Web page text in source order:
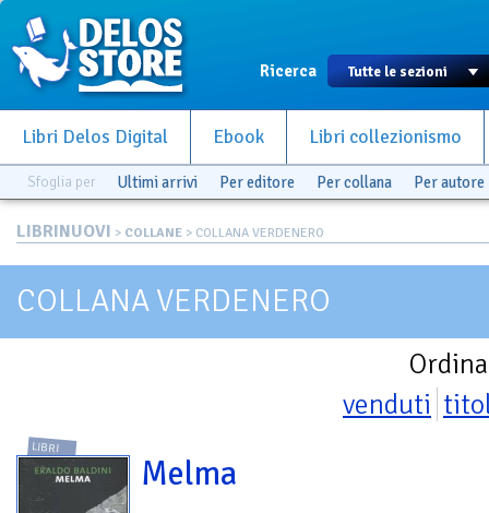
Ricerca
Libri Delos Digital Ebook Libri collezionismo
Sfoglia per Ultimi arrivi Per editore Per collana Per autore
LIBRINUOVI > COLLANE > COLLANA VERDENERO
COLLANA VERDENERO
venduti
LIBRI
Melma